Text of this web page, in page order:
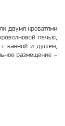
двумя кроватями
печью,
с ванной и душем,
размещение –